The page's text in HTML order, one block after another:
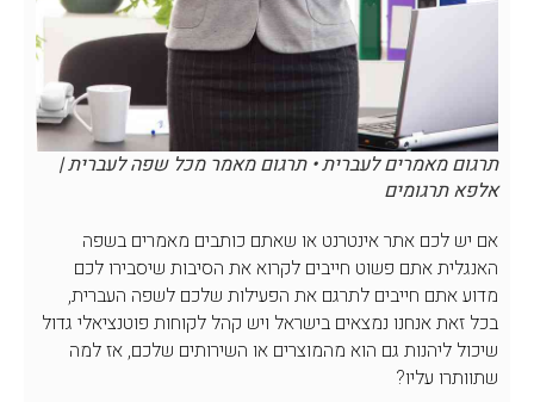
תרגום מאמרים לעברית • תרגום מאמר מכל שפה לעברית |
אלפא תרגומים
אם יש לכם אתר אינטרנט או שאתם כותבים מאמרים בשפה
האנגלית אתם פשוט חייבים לקרוא את הסיבות שיסבירו לכם
מדוע אתם חייבים לתרגם את הפעילות שלכם לשפה העברית,
בכל זאת אנחנו נמצאים בישראל ויש קהל לקוחות פוטנציאלי גדול
שיכול ליהנות גם הוא מהמוצרים או השירותים שלכם, אז למה
שתוותרו עליו?